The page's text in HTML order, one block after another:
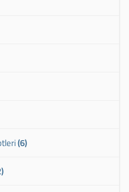
(6)